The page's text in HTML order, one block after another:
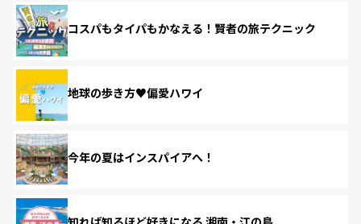
コスパもタイパもかなえる！賢者の旅テクニック
地球の歩き方♥偏愛ハワイ
今年の夏はインスパイアへ！